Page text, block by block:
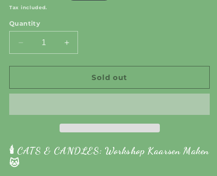
price
Tax included.
Quantity
Decrease
quantity
for
&amp;
Kaarsen
4
Increase
quantity
for
&amp;
Kaarsen
4
Sold out
🕯️ CATS & CANDLES: Workshop Kaarsen Maken
🐱